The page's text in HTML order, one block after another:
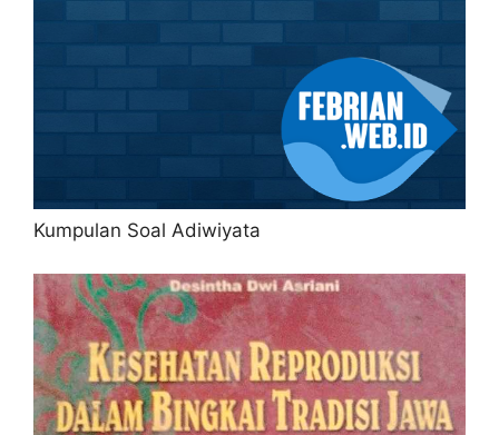
Kumpulan Soal Adiwiyata